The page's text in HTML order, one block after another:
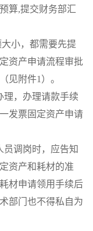
算,提交财务部汇
小，都需要先提
资产申请流程审批
见附件1）。
理，办理请款手续
发票固定资产申请
员调岗时，应告知
资产和耗材的准
材申请领用手续后
部门也不得私自为